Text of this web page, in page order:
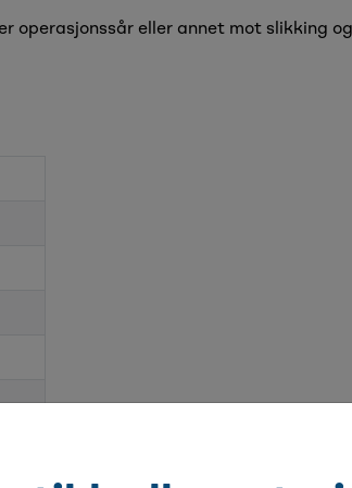
operasjonssår eller annet mot slikking